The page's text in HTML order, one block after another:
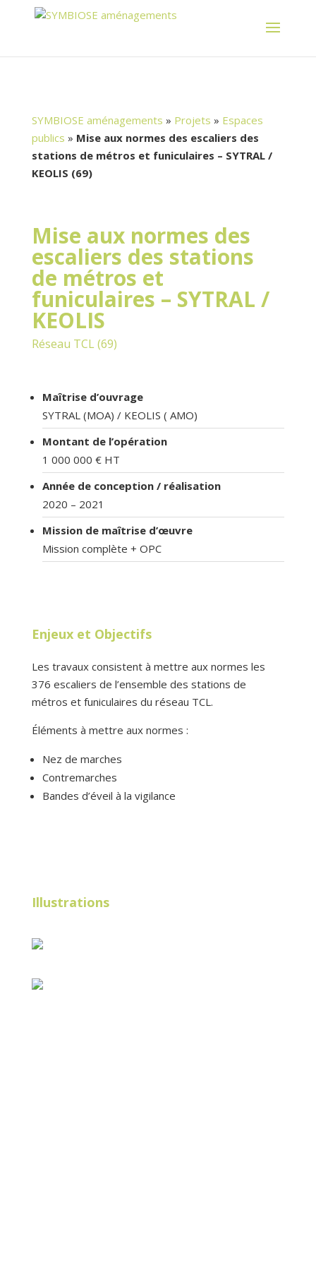
SYMBIOSE aménagements » Projets » Espaces
publics » Mise aux normes des escaliers des
stations de métros et funiculaires – SYTRAL /
KEOLIS (69)
Mise aux normes des
escaliers des stations
de métros et
funiculaires – SYTRAL /
KEOLIS
Réseau TCL (69)
Maîtrise d’ouvrage
SYTRAL (MOA) / KEOLIS ( AMO)
Montant de l’opération
1 000 000 € HT
Année de conception / réalisation
2020 – 2021
Mission de maîtrise d’œuvre
Mission complète + OPC
Enjeux et Objectifs
Les travaux consistent à mettre aux normes les
376 escaliers de l’ensemble des stations de
métros et funiculaires du réseau TCL.
Éléments à mettre aux normes :
Nez de marches
Contremarches
Bandes d’éveil à la vigilance
Illustrations